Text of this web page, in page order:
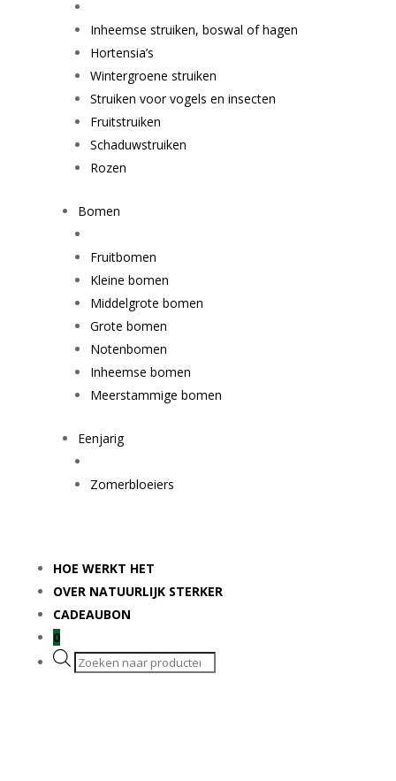
Inheemse struiken, boswal of hagen
Hortensia’s
Wintergroene struiken
Struiken voor vogels en insecten
Fruitstruiken
Schaduwstruiken
Rozen
Bomen
Fruitbomen
Kleine bomen
Middelgrote bomen
Grote bomen
Notenbomen
Inheemse bomen
Meerstammige bomen
Eenjarig
Zomerbloeiers
HOE WERKT HET
OVER NATUURLIJK STERKER
CADEAUBON
0
Producten